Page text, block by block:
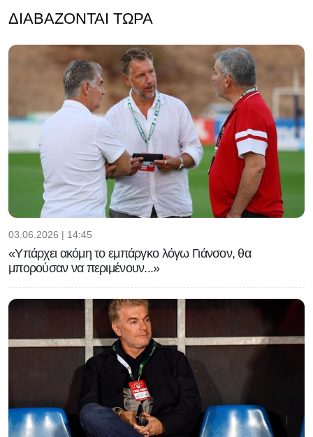
Η Αγγλία αποσύρει τη στήριξή της
στον Ινφαντίνο
ΔΙΑΒΆΖΟΝΤΑΙ ΤΏΡΑ
03.06.2026 | 14:45
«Υπάρχει ακόμη το εμπάργκο λόγω Γιάνσον, θα
μπορούσαν να περιμένουν...»